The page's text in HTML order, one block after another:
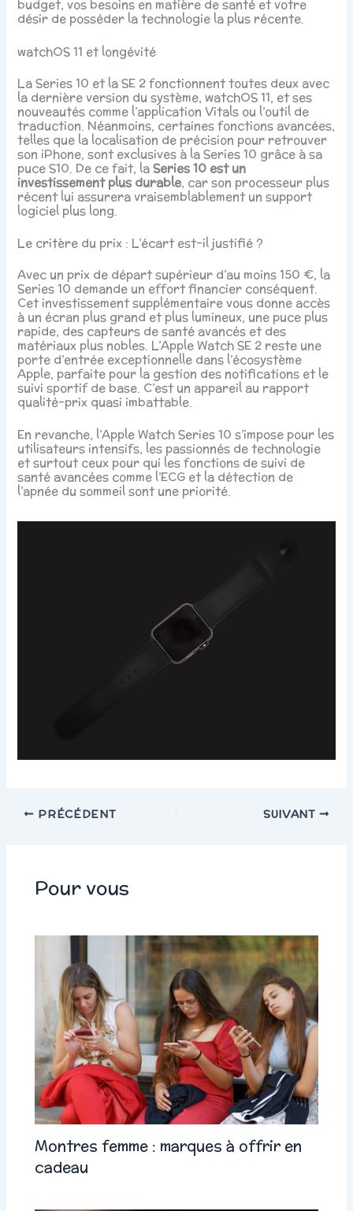
budget, vos besoins en matière de santé et votre
désir de posséder la technologie la plus récente.
watchOS 11 et longévité
La Series 10 et la SE 2 fonctionnent toutes deux avec
la dernière version du système, watchOS 11, et ses
nouveautés comme l’application Vitals ou l’outil de
traduction. Néanmoins, certaines fonctions avancées,
telles que la localisation de précision pour retrouver
son iPhone, sont exclusives à la Series 10 grâce à sa
puce S10. De ce fait, laSeries 10 est un
investissement plus durable, car son processeur plus
récent lui assurera vraisemblablement un support
logiciel plus long.
Le critère du prix : L’écart est-il justifié ?
Avec un prix de départ supérieur d’au moins 150 €, la
Series 10 demande un effort financier conséquent.
Cet investissement supplémentaire vous donne accès
à un écran plus grand et plus lumineux, une puce plus
rapide, des capteurs de santé avancés et des
matériaux plus nobles. L’Apple Watch SE 2 reste une
porte d’entrée exceptionnelle dans l’écosystème
Apple, parfaite pour la gestion des notifications et le
suivi sportif de base. C’est un appareil au rapport
qualité-prix quasi imbattable.
En revanche, l’Apple Watch Series 10 s’impose pour les
utilisateurs intensifs, les passionnés de technologie
et surtout ceux pour qui les fonctions de suivi de
santé avancées comme l’ECG et la détection de
l’apnée du sommeil sont une priorité.
PRÉCÉDENT SUIVANT
Pour vous
Montres femme : marques à offrir en
cadeau